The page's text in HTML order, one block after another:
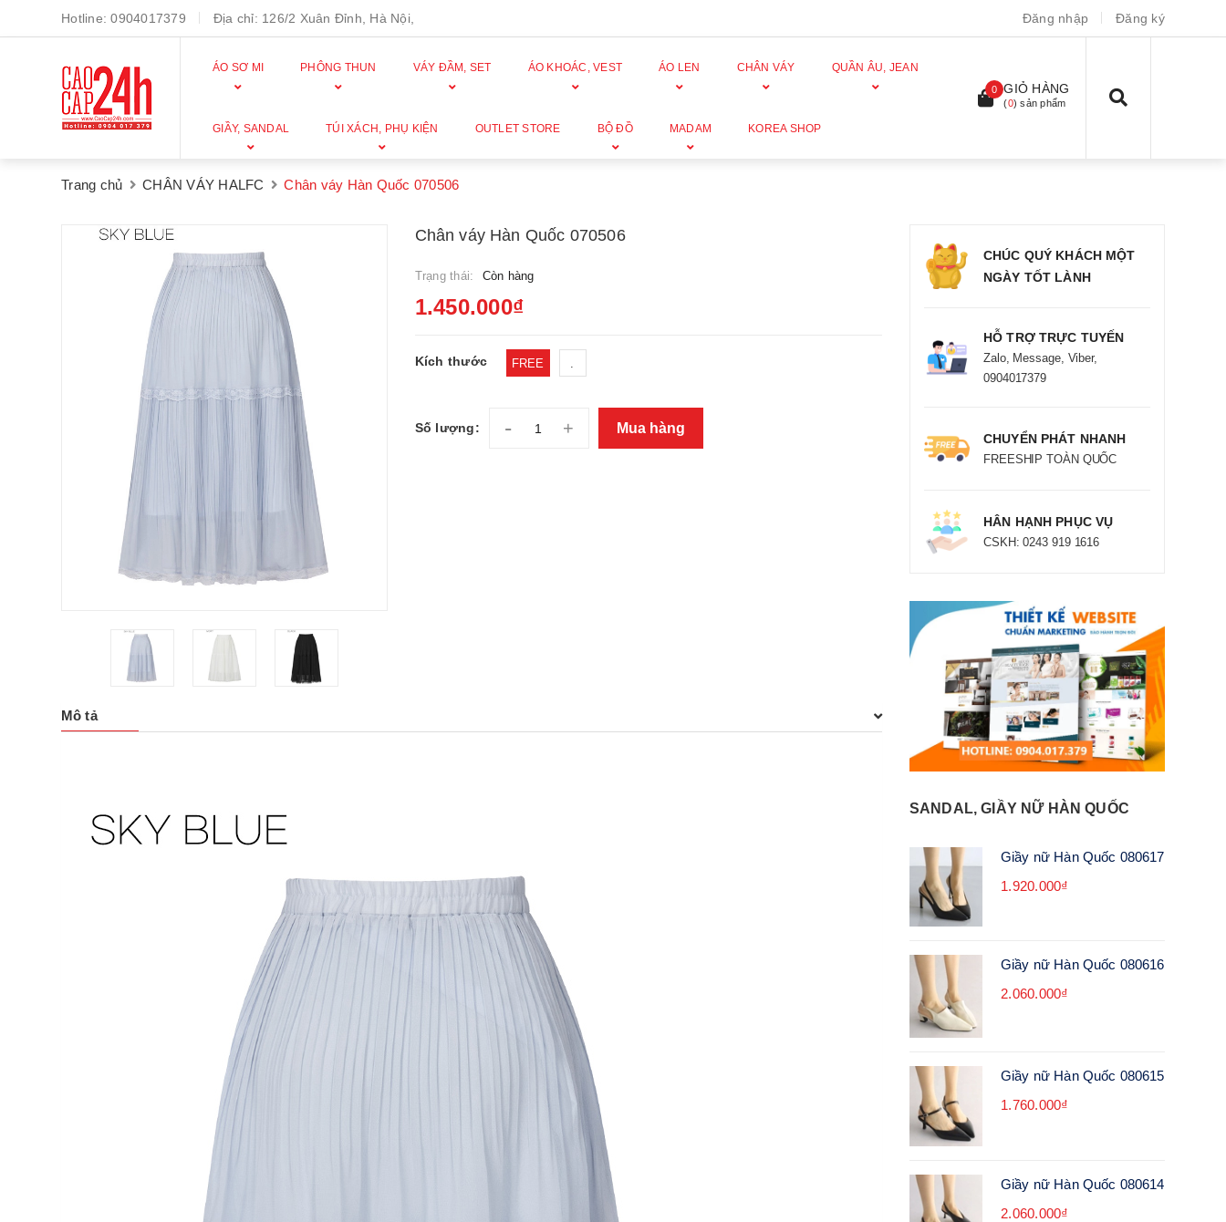
Hotline:0904017379 Địa chỉ: 126/2 Xuân Đỉnh, Hà Nội, Đăng nhập Đăng ký
ÁO SƠ MI PHÔNG THUN VÁY ĐẦM, SET ÁO KHOÁC, VEST ÁO LEN CHÂN VÁY QUẦN ÂU, JEAN
GIẦY, SANDAL TÚI XÁCH, PHỤ KIỆN OUTLET STORE BỘ ĐỒ MADAM KOREA SHOP
0 GIỎ HÀNG
(0) sản phẩm
Trang chủ CHÂN VÁY HALFC Chân váy Hàn Quốc 070506
Chân váy Hàn Quốc 070506
Trạng thái: Còn hàng
1.450.000₫
Kích thước FREE .
Số lượng: - + Mua hàng
Mô tả
CHÚC QUÝ KHÁCH MỘT
NGÀY TỐT LÀNH
HỖ TRỢ TRỰC TUYẾN
Zalo, Message, Viber,
0904017379
CHUYỂN PHÁT NHANH
FREESHIP TOÀN QUỐC
HÂN HẠNH PHỤC VỤ
CSKH: 0243 919 1616
SANDAL, GIẦY NỮ HÀN QUỐC
Giầy nữ Hàn Quốc 080617
1.920.000₫
Giầy nữ Hàn Quốc 080616
2.060.000₫
Giầy nữ Hàn Quốc 080615
1.760.000₫
Giầy nữ Hàn Quốc 080614
2.060.000₫